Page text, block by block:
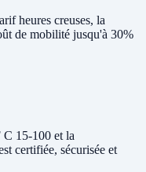
heures creuses, la
de mobilité jusqu'à 30%
C 15-100 et la
certifiée, sécurisée et